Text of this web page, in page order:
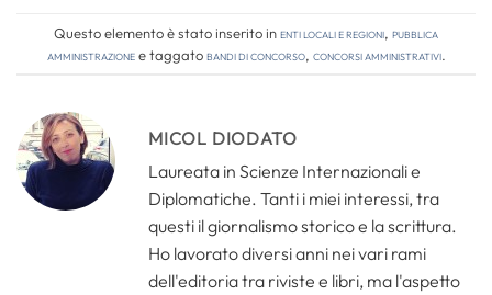
Questo elemento è stato inserito inEnti locali e regioni, Pubblica
amministrazionee taggatobandi di concorso, concorsi amministrativi.
MICOL DIODATO
Laureata in Scienze Internazionali e
Diplomatiche. Tanti i miei interessi, tra
questi il giornalismo storico e la scrittura.
Ho lavorato diversi anni nei vari rami
dell'editoria tra riviste e libri, ma l'aspetto